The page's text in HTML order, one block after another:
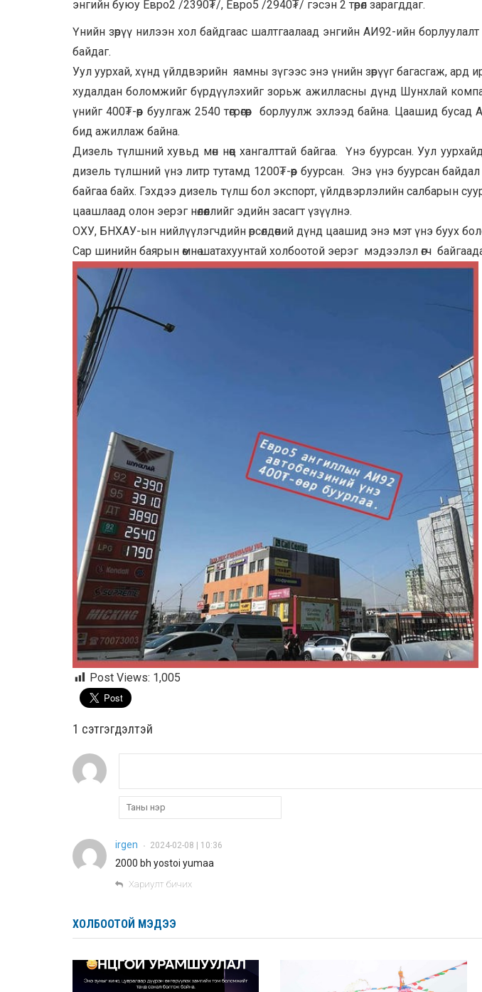
энгийн буюу Евро2 /2390₮/, Евро5 /2940₮/ гэсэн 2 төрөл зарагддаг.
Үнийн зөрүү нилээн хол байдгаас шалтгаалаад энгийн АИ92-ийн
байдаг.
Уул уурхай, хүнд үйлдвэрийн яамны зүгээс энэ үнийн зөрүүг багасгаж, ард
худалдан боломжийг бүрдүүлэхийг зорьж ажилласны дүнд Шунхлай
үнийг 400₮-өөр буулгаж 2540 төгрөгөөр борлуулж эхлээд байна. Цаашид
бид ажиллаж байна.
Дизель түлшний хувьд мөн нөөц хангалттай байгаа. Үнэ буурсан. Уул
дизель түлшний үнэ литр тутамд 1200₮-өөр буурсан. Энэ үнэ буурсан
байгаа байх. Гэхдээ дизель түлш бол экспорт, үйлдвэрлэлийн салбарын
цаашлаад олон эерэг нөлөөллийг эдийн засагт үзүүлнэ.
ОХУ, БНХАУ-ын нийлүүлэгчдийн өрсөлдөөний дүнд цаашид энэ мэт үнэ буух
Сар шинийн баярын өмнө шатахуунтай холбоотой эерэг мэдээлэл өгч
Post Views: 1,005
1 сэтгэгдэлтэй
irgen • 2024-02-08 | 10:36
2000 bh yostoi yumaa
Хариулт бичих
ХОЛБООТОЙ МЭДЭЭ